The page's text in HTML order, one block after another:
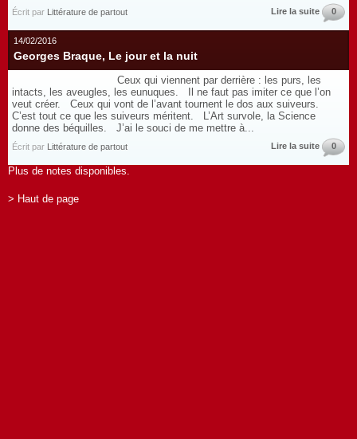
Écrit par Littérature de partout Lire la suite 0
14/02/2016
Georges Braque, Le jour et la nuit
Ceux qui viennent par derrière : les purs, les
intacts, les aveugles, les eunuques. Il ne faut pas imiter ce que l’on
veut créer. Ceux qui vont de l’avant tournent le dos aux suiveurs.
C’est tout ce que les suiveurs méritent. L’Art survole, la Science
donne des béquilles. J’ai le souci de me mettre à...
Écrit par Littérature de partout Lire la suite 0
Plus de notes disponibles.
> Haut de page